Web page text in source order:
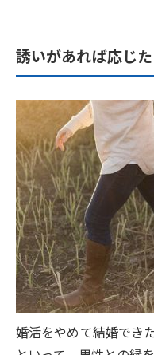
誘いがあれば応じ
婚活をやめて結婚でき